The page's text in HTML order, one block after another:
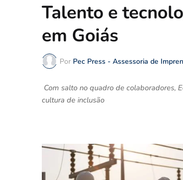
Talento e
em Goiás
Por Pec Press - Assessoria de
Com salto no quadro de colaboradores,
cultura de inclusão